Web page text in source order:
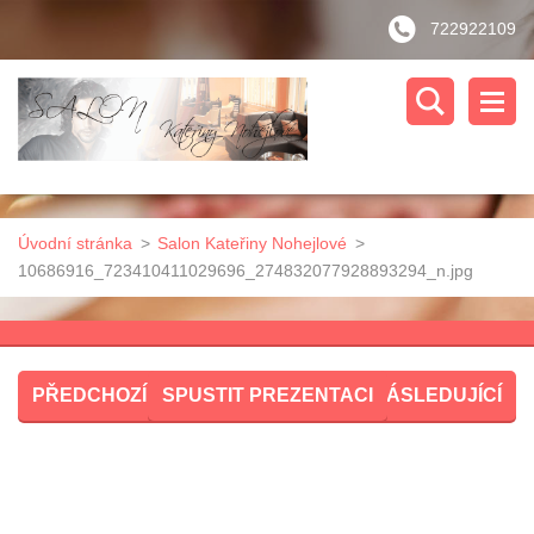
722922109
Úvodní stránka > Salon Kateřiny Nohejlové >
10686916_723410411029696_274832077928893294_n.jpg
PŘEDCHOZÍ SPUSTIT PREZENTACI NÁSLEDUJÍCÍ